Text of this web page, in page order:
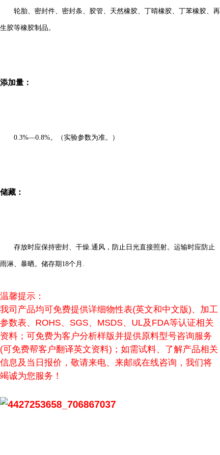
轮胎、密封件、密封条、胶管、天然橡胶、丁晴橡胶、丁苯橡胶、再
生胶等橡胶制品。
添加量：
0.3%—0.8%。（实验参数为准。）
储藏：
存放时应保持密封、干燥.通风，防止日光直接照射。运输时应防止
雨淋、暴晒。储存期 18个月 .
温馨提示：
我司产品均可免费提供详细物性表(英文和中文版)、加工
参数表、ROHS、SGS、MSDS、UL及FDA等认证相关
资料；可免费为客户分析样版并提供原料型号咨询服务
(可免费帮客户翻译英文资料)；如需试料、了解产品相关
信息及当日报价，敬请来电、来邮或在线咨询，我们将
竭诚为您服务！